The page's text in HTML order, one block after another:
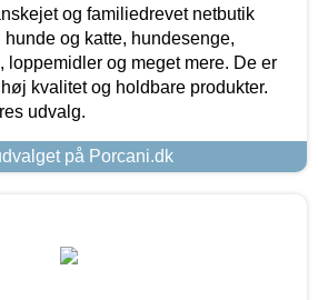
og familiedrevet netbutik
og katte, hundesenge,
og meget mere. De er
kvalitet og holdbare produkter.
udvalg.
på Porcani.dk